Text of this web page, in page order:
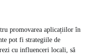
promovarea aplicațiilor în
pot fi strategiile de
cu influenceri locali, să